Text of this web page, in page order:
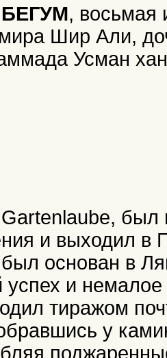
, восьмая
Шир Али,
Усман
и выходил в
основан в
и
тиражом
у